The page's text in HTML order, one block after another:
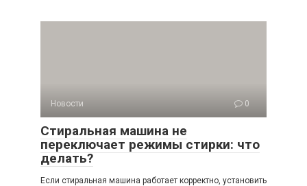
Новости 0
Стиральная машина не
переключает режимы стирки: что
делать?
Если стиральная машина работает корректно, установить